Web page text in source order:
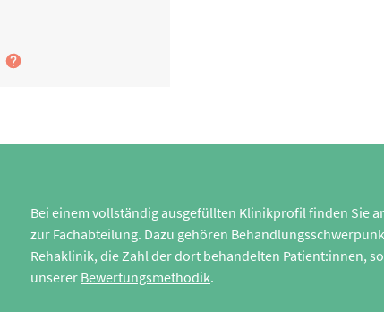
Bei einem vollständig ausgefüllten Klinikprofil finden Sie
zur Fachabteilung. Dazu gehören
Rehaklinik, die Zahl der dort behandelten Patient:innen,
unserer Bewertungsmethodik.